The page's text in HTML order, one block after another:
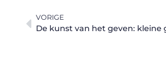
VORIGE
De kunst van het geven: